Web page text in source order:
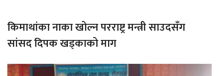
किमाथांका नाका खोल्न परराष्ट्र मन्त्री साउदसँग
सांसद दिपक खड्काको माग